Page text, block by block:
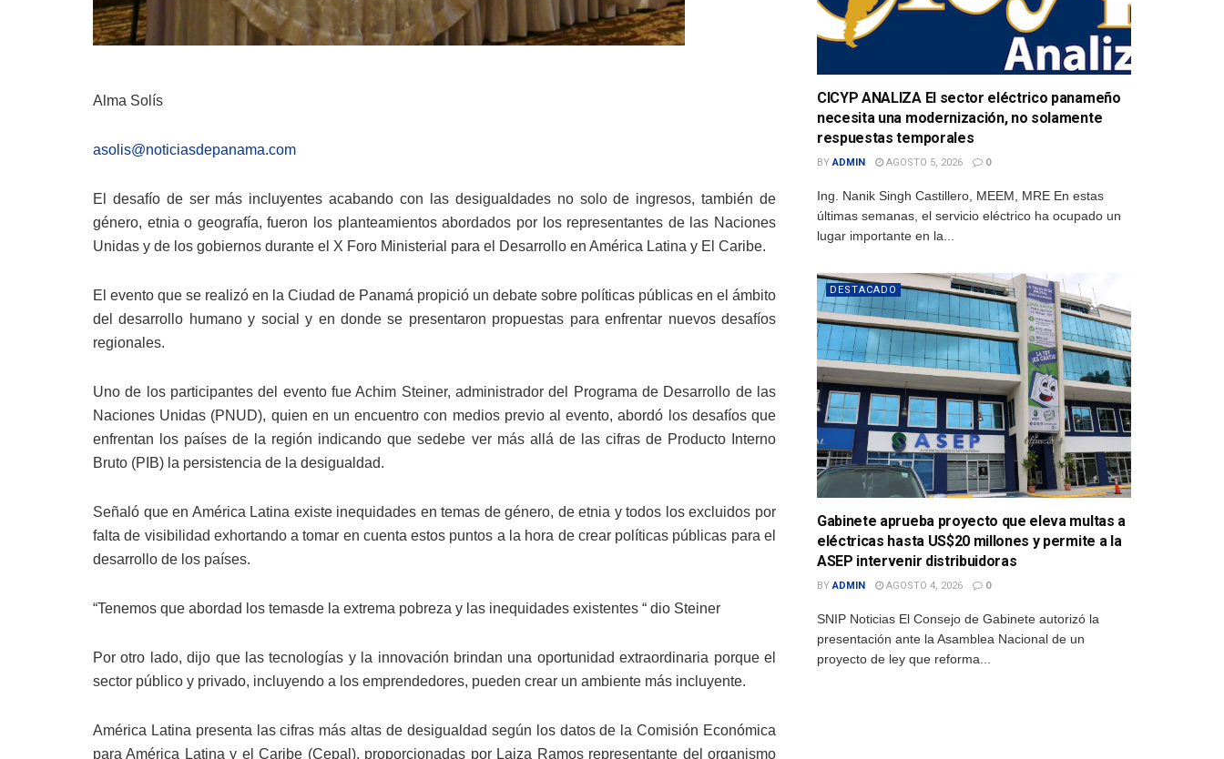
Alma Solís
asolis@noticiasdepanama.com
El desafío de ser más incluyentes acabando con las desigualdades no solo de ingresos, también de
género, etnia o geografía, fueron los planteamientos abordados por los representantes de las Naciones
Unidas y de los gobiernos durante el X Foro Ministerial para el Desarrollo en América Latina y El Caribe.
El evento que se realizó en la Ciudad de Panamá propició un debate sobre políticas públicas en el ámbito
del desarrollo humano y social y en donde se presentaron propuestas para enfrentar nuevos desafíos
regionales.
Uno de los participantes del evento fue Achim Steiner, administrador del Programa de Desarrollo de las
Naciones Unidas (PNUD), quien en un encuentro con medios previo al evento, abordó los desafíos que
enfrentan los países de la región indicando que sedebe ver más allá de las cifras de Producto Interno
Bruto (PIB) la persistencia de la desigualdad.
Señaló que en América Latina existe inequidades en temas de género, de etnia y todos los excluidos por
falta de visibilidad exhortando a tomar en cuenta estos puntos a la hora de crear políticas públicas para el
desarrollo de los países.
“Tenemos que abordad los temasde la extrema pobreza y las inequidades existentes “ dio Steiner
Por otro lado, dijo que las tecnologías y la innovación brindan una oportunidad extraordinaria porque el
sector público y privado, incluyendo a los emprendedores, pueden crear un ambiente más incluyente.
América Latina presenta las cifras más altas de desigualdad según los datos de la Comisión Económica
para América Latina y el Caribe (Cepal), proporcionadas por Laiza Ramos representante del organismo
CICYP ANALIZA El sector eléctrico panameño
necesita una modernización, no solamente
respuestas temporales
BY ADMIN AGOSTO 5, 2026 0
Ing. Nanik Singh Castillero, MEEM, MRE En estas
últimas semanas, el servicio eléctrico ha ocupado un
lugar importante en la...
DESTACADO
Gabinete aprueba proyecto que eleva multas a
eléctricas hasta US$20 millones y permite a la
ASEP intervenir distribuidoras
BY ADMIN AGOSTO 4, 2026 0
SNIP Noticias El Consejo de Gabinete autorizó la
presentación ante la Asamblea Nacional de un
proyecto de ley que reforma...